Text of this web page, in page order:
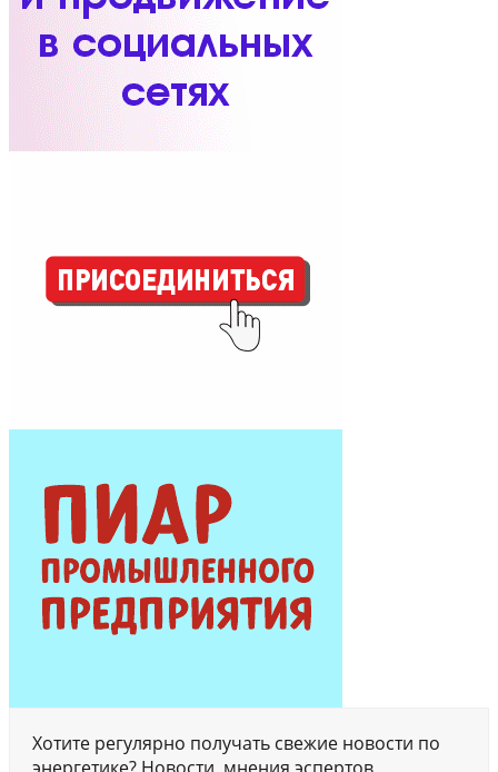
Хотите регулярно получать свежие новости по